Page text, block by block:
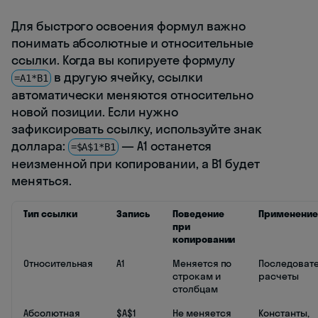
Для быстрого освоения формул важно
понимать абсолютные и относительные
ссылки. Когда вы копируете формулу
=A1*B1 в другую ячейку, ссылки
автоматически меняются относительно
новой позиции. Если нужно
зафиксировать ссылку, используйте знак
доллара: =$A$1*B1
— A1 останется
неизменной при копировании, а B1 будет
меняться.
Тип ссылки Запись
Поведение
при
копировании
Применение
Относительная A1
Меняется по
строкам и
столбцам
расчеты
Абсолютная $A$1 Не меняется Константы,